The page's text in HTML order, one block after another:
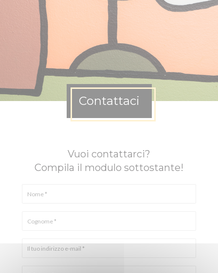
Contattaci
Vuoi contattarci?
Compila il modulo sottostante!